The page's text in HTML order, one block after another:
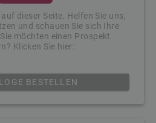
dieser Seite. Helfen Sie uns,
und schauen Sie sich Ihre
möchten einen Prospekt
Klicken Sie hier:
BESTELLEN